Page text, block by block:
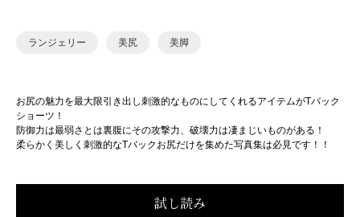
ランジェリー 美尻 美脚
お尻の魅力を最大限引き出し刺激的なものにしてくれるアイテムがTバック
ショーツ！
防御力は最弱さとは裏腹にその攻撃力、破壊力は凄まじいものがある！
柔らかく美しく刺激的なTバックお尻だけを集めた写真集は必見です！！